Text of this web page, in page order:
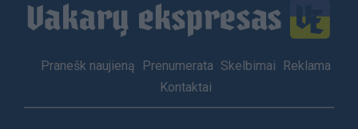
Footer
Pranešk naujieną Prenumerata Skelbimai
Reklama
Kontaktai